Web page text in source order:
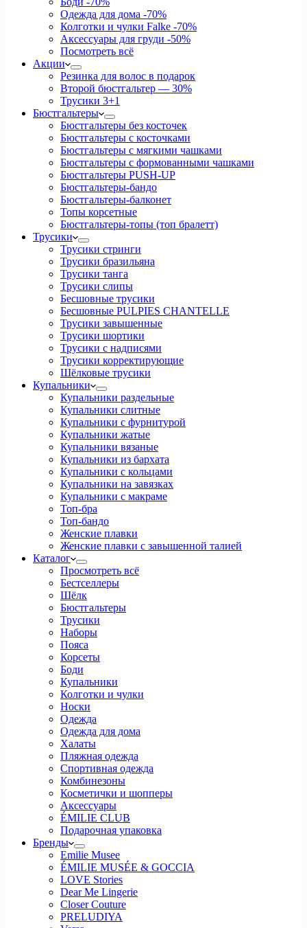
Одежда для дома -70%
Колготки и чулки Falke -70%
Аксессуары для груди -50%
Посмотреть всё
Акции
Резинка для волос в подарок
Второй бюстгальтер — 30%
Трусики 3+1
Бюстгальтеры
Бюстгальтеры без косточек
Бюстгальтеры с косточками
Бюстгальтеры с мягкими чашками
Бюстгальтеры с формованными чашками
Бюстгальтеры PUSH-UP
Бюстгальтеры-бандо
Бюстгальтеры-балконет
Топы корсетные
Бюстгальтеры-топы (топ бралетт)
Трусики
Трусики стринги
Трусики бразильяна
Трусики танга
Трусики слипы
Бесшовные трусики
Бесшовные PULPIES CHANTELLE
Трусики завышенные
Трусики шортики
Трусики с надписями
Трусики корректирующие
Шёлковые трусики
Купальники
Купальники раздельные
Купальники слитные
Купальники с фурнитурой
Купальники жатые
Купальники вязаные
Купальники из бархата
Купальники с кольцами
Купальники на завязках
Купальники с макраме
Топ-бра
Топ-бандо
Женские плавки
Женские плавки с завышенной талией
Каталог
Просмотреть всё
Бестселлеры
Шёлк
Бюстгальтеры
Трусики
Наборы
Пояса
Корсеты
Боди
Купальники
Колготки и чулки
Носки
Одежда
Одежда для дома
Халаты
Пляжная одежда
Спортивная одежда
Комбинезоны
Косметички и шопперы
Аксессуары
ÉMILIE CLUB
Подарочная упаковка
Бренды
Emilie Musee
ÉMILIE MUSÉE & GOCCIA
LOVE Stories
Dear Me Lingerie
Closer Couture
PRELUDIYA